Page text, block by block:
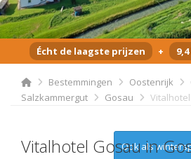
Écht de laagste prijzen +
Bestemmingen Oostenrijk
Salzkammergut
Gosau
Vitalhotel Gosau in
Ook als